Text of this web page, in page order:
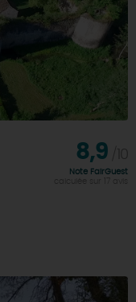
8,9
Note FairGuest